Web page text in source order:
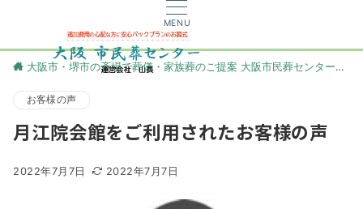
MENU
大阪市・堺市の斎場で葬儀・家族葬のご提案 大阪市民葬センター
お客様の声
月江院会館をご利用されたお客様の声
2022年7月7日 2022年7月7日